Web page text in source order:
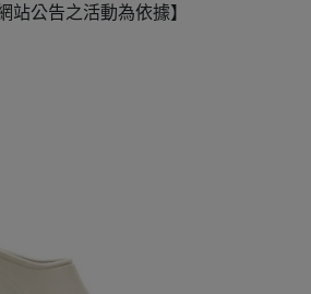
站公告之活動為依據】